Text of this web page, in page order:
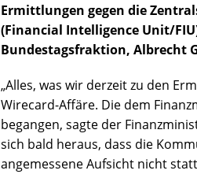
Ermittlungen gegen die
(Financial Intelligence Unit/
Bundestagsfraktion, Albrecht
„Alles, was wir derzeit zu den
Wirecard-Affäre. Die dem
begangen, sagte der
sich bald heraus, dass die
angemessene Aufsicht nicht